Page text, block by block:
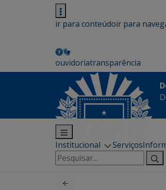
ir para conteúdoir para
ouvidoriatransparência
Institucional Serviços
Pesquisar
por: